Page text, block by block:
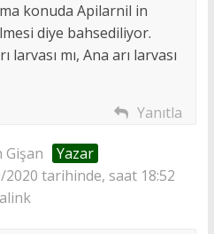
konuda Apilarnil in
diye bahsediliyor.
mı, Ana arı larvası
Yanıtla
Gişan
Yazar
2020 tarihinde, saat 18:52